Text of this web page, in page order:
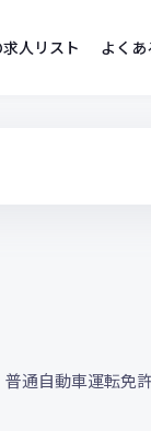
人リスト よく
通自動車運転